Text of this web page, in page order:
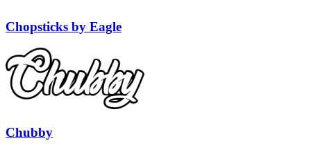
Chopsticks by Eagle
Chubby